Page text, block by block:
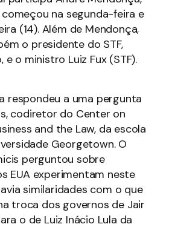
na segunda-feira e
(14). Além de Mendonça,
o presidente do STF,
e o ministro Luiz Fux (STF).
respondeu a uma pergunta
codiretor do Center on
and the Law, da escola
Georgetown. O
perguntou sobre
EUA experimentam neste
similaridades com o que
troca dos governos de Jair
o de Luiz Inácio Lula da